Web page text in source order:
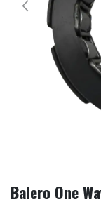
Balero One